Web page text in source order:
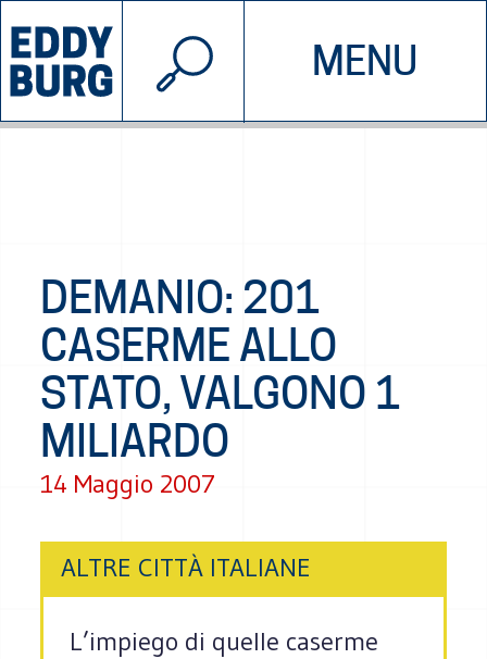
MENU
INIZIATIVE CHI SIAMO
© 2026 EDDYBURG
DEMANIO: 201
CASERME ALLO
STATO, VALGONO 1
MILIARDO
14 Maggio 2007
ALTRE CITTÀ ITALIANE
L’impiego di quelle caserme